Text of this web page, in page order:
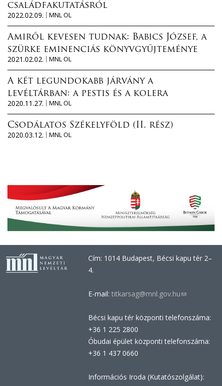
családfakutatásról
2022.02.09.
MNL OL
Amiről kevesen tudnak: Babics József, a
szürke eminenciás könyvgyűjteménye
2021.02.02.
MNL OL
A két legundokabb járvány a
levéltárban: a pestis és a kolera
2020.11.27.
MNL OL
Csodálatos Székelyföld (II. rész)
2020.03.12.
MNL OL
Cím: 1014 Budapest, Bécsi kapu tér 2–
4.
E-mail: titkarsag@mnl.gov.hu(link
e-
Bécsi kapu tér központi telefonszáma:
+36 1 225 2800
Óbudai épület központi telefonszáma:
+36 1 437 0660
Információs Iroda (Kutatószolgálat):